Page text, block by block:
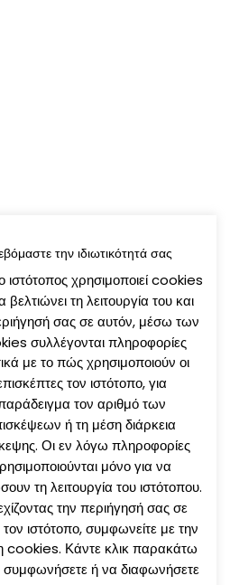
την ιδιωτικότητά σας
ιστότοπος χρησιμοποιεί cookies
βελτιώνει τη λειτουργία του και
σας σε αυτόν, μέσω των
συλλέγονται πληροφορίες
με το πώς χρησιμοποιούν οι
τον ιστότοπο, για
τον αριθμό των
ή τη μέση διάρκεια
Οι εν λόγω πληροφορίες
μόνο για να
τη λειτουργία του ιστότοπου.
την περιήγησή σας σε
ιστότοπο, συμφωνείτε με την
cookies. Κάντε κλικ παρακάτω
συμφωνήσετε ή να διαφωνήσετε